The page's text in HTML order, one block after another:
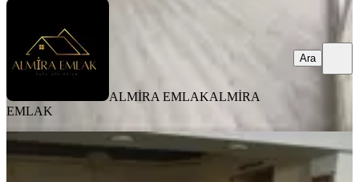
ALMİRA EMLAKALMİRA
EMLAK
Ara
YENİ
Konak Murat Reis'te Geniş Terasa
Sahip Satılık 2+1 Daire